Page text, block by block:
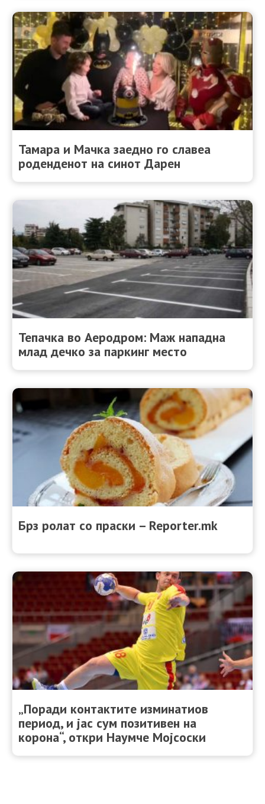
Тамара и Мачка заедно го славеа
роденденот на синот Дарен
Тепачка во Аеродром: Маж нападна
млад дечко за паркинг место
Брз ролат со праски – Reporter.mk
„Поради контактите изминатиов
период, и јас сум позитивен на
корона“, откри Наумче Мојсоски